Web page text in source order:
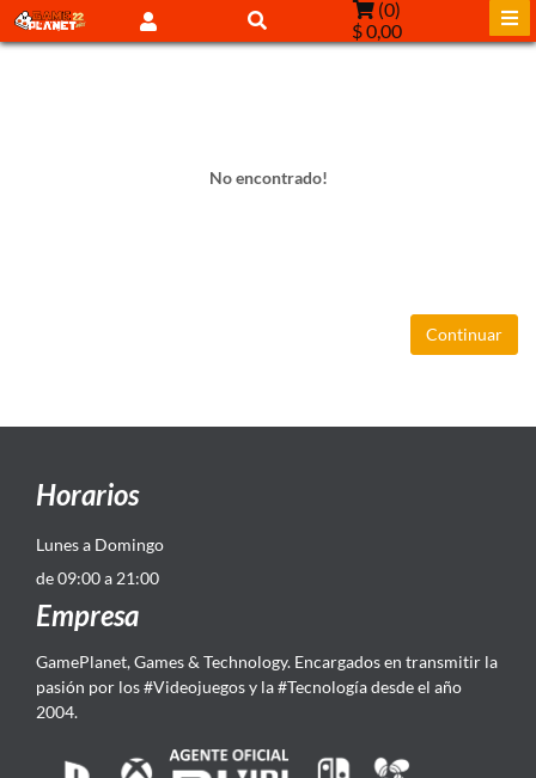
(0)
$ 0,00
No encontrado!
Continuar
Horarios
Lunes a Domingo
de 09:00 a 21:00
Empresa
GamePlanet, Games & Technology. Encargados en transmitir la
pasión por los #Videojuegos y la #Tecnología desde el año
2004.